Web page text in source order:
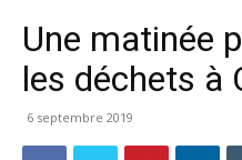
Une matinée
les déchets à
6 septembre 2019